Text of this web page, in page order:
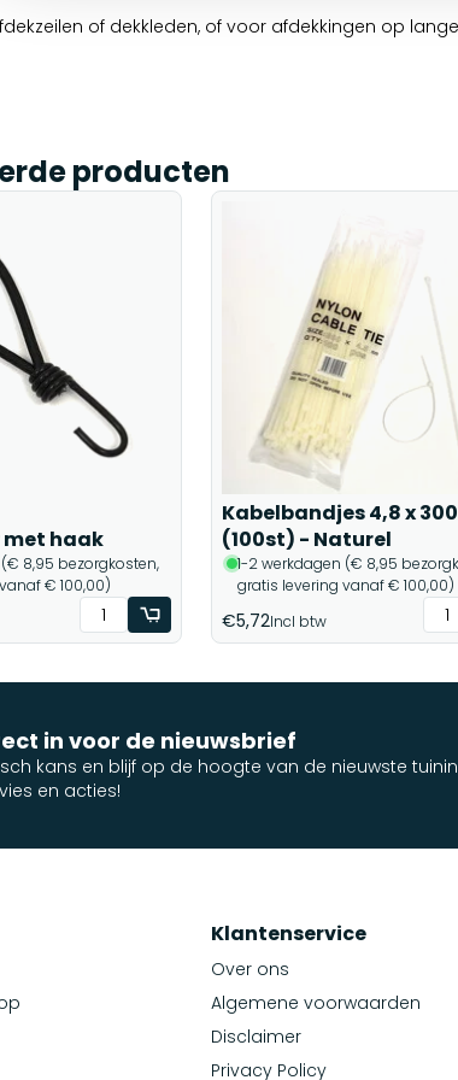
of dekkleden, of voor afdekkingen op
producten
met haak
8,95 bezorgkosten,
€ 100,00)
Kabelbandjes 4,8 x
(100st) - Naturel
1-2 werkdagen (€ 8,95
gratis levering vanaf € 100,00)
€5,72Incl btw
in voor de nieuwsbrief
kans en blijf op de hoogte van de nieuwste
en acties!
Klantenservice
Over ons
Algemene voorwaarden
Disclaimer
Privacy Policy